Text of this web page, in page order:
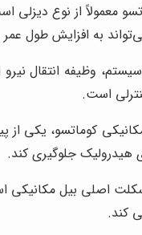
معمولاً از نوع دیزلی
به افزایش طول
وظیفه انتقال
است.
کوماتسو، یکی
جلوگیری کند.
اصلی بیل مکانیکی
کند.